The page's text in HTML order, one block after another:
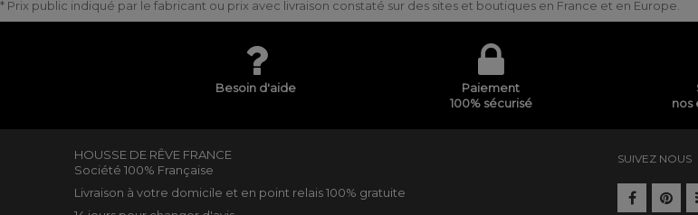
* Prix public indiqué par le fabricant ou prix avec livraison constaté sur des sites et boutiques en France et en Europe.
Besoin d'aide
Paiement
100% sécurisé
nos
HOUSSE DE RÊVE FRANCE
Société 100% Française
Livraison à votre domicile et en point relais 100% gratuite
SUIVEZ NOUS